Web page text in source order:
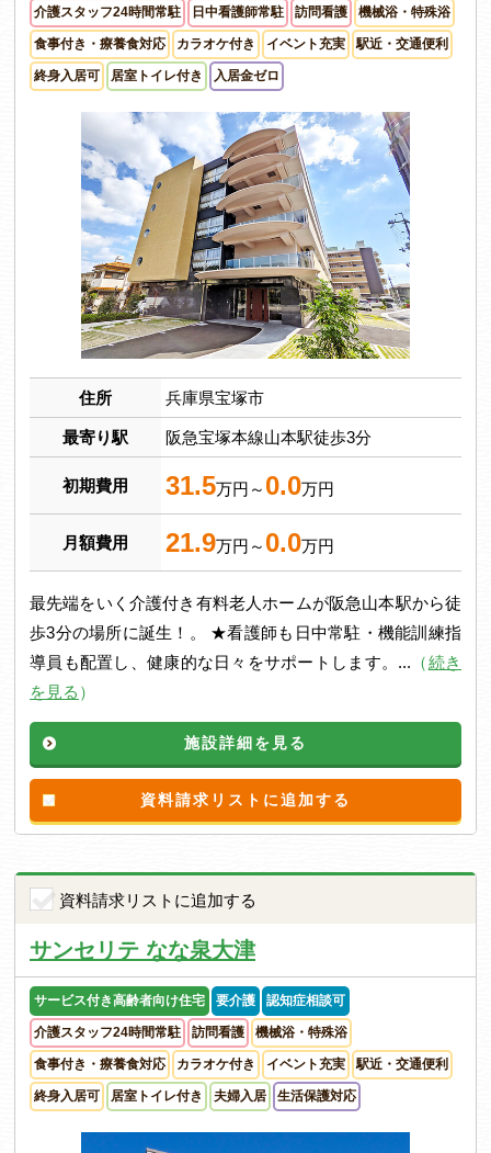
介護スタッフ24時間常駐 日中看護師常駐 訪問看護 機械浴・特殊浴
食事付き・療養食対応 カラオケ付き イベント充実 駅近・交通便利
終身入居可 居室トイレ付き 入居金ゼロ
住所 兵庫県宝塚市
最寄り駅 阪急宝塚本線山本駅徒歩3分
初期費用 31.5万円～ 0.0万円
月額費用 21.9万円～ 0.0万円
最先端をいく介護付き有料老人ホームが阪急山本駅から徒
歩3分の場所に誕生！。 ★看護師も日中常駐・機能訓練指
導員も配置し、健康的な日々をサポートします。... （続き
を見る ）
施設詳細を見る
資料請求リストに追加する
資料請求リストに追加する
サンセリテ なな泉大津
サービス付き高齢者向け住宅 要介護 認知症相談可
介護スタッフ24時間常駐 訪問看護 機械浴・特殊浴
食事付き・療養食対応 カラオケ付き イベント充実 駅近・交通便利
終身入居可 居室トイレ付き 夫婦入居 生活保護対応